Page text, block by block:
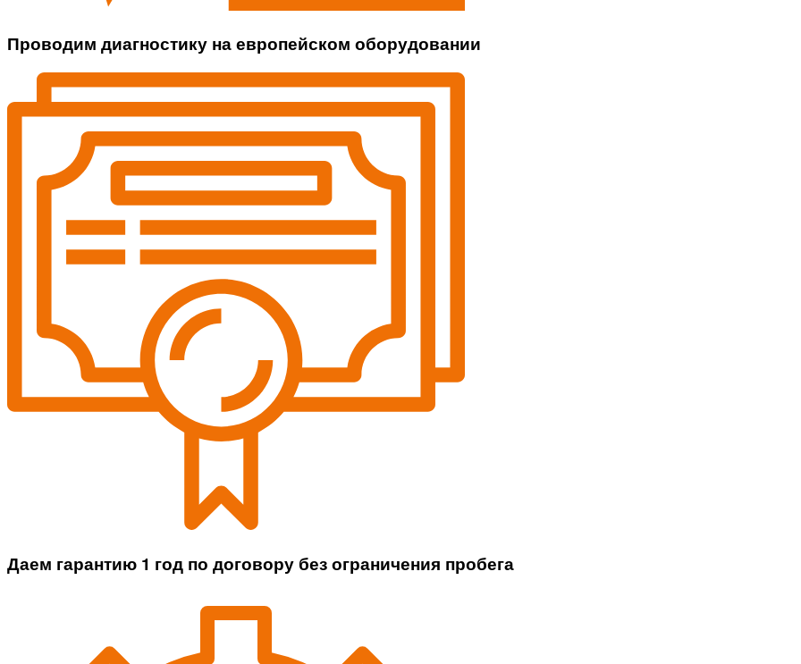
Проводим диагностику на европейском оборудовании
Даем гарантию 1 год по договору без ограничения пробега